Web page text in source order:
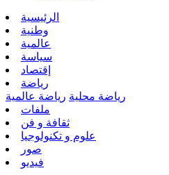
الرئيسية
وطنية
عالمية
سياسة
إقتصاد
رياضة
رياضة محلية رياضة عالمية
ملفات
ثقافة و فن
علوم و تكنولوجيا
صور
فيديو